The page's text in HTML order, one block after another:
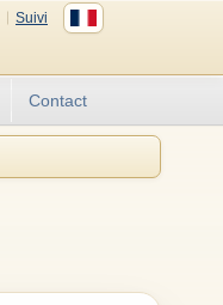
Suivi
Contact